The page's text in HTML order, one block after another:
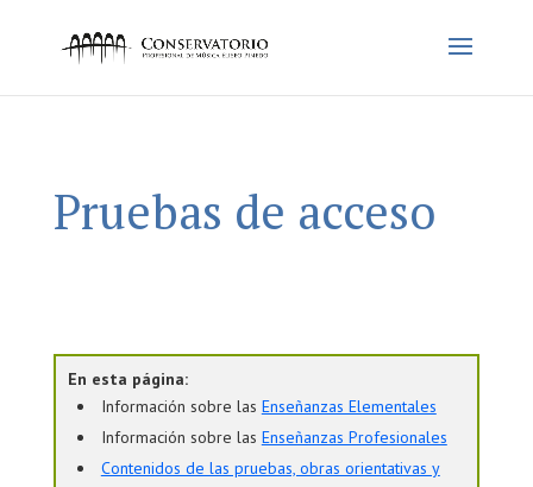
Pruebas de acceso
En esta página:
Información sobre las Enseñanzas Elementales
Información sobre las Enseñanzas Profesionales
Contenidos de las pruebas, obras orientativas y